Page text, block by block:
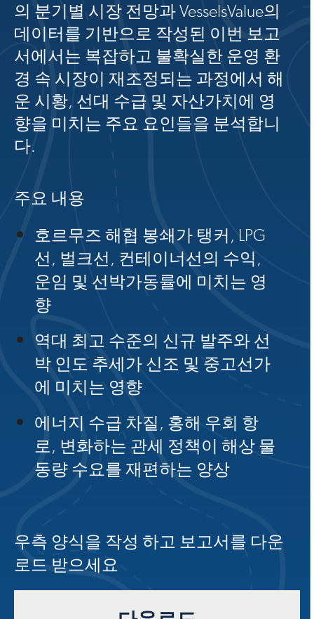
의 분기별 시장 전망과 VesselsValue의
데이터를 기반으로 작성된 이번 보고
서에서는 복잡하고 불확실한 운영 환
경 속 시장이 재조정되는 과정에서 해
운 시황, 선대 수급 및 자산가치에 영
향을 미치는 주요 요인들을 분석합니
다.
주요 내용
호르무즈 해협 봉쇄가 탱커, LPG
선, 벌크선, 컨테이너선의 수익,
운임 및 선박가동률에 미치는 영
향
역대 최고 수준의 신규 발주와 선
박 인도 추세가 신조 및 중고선가
에 미치는 영향
에너지 수급 차질, 홍해 우회 항
로, 변화하는 관세 정책이 해상 물
동량 수요를 재편하는 양상
우측 양식을 작성 하고 보고서를 다운
로드 받으세요